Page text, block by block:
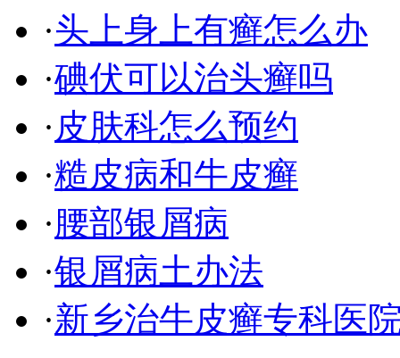
·头上身上有癣怎么办
·碘伏可以治头癣吗
· 皮肤科怎么预约
·糙皮病和牛皮癣
·腰部银屑病
·银屑病土办法
·新乡治牛皮癣专科医